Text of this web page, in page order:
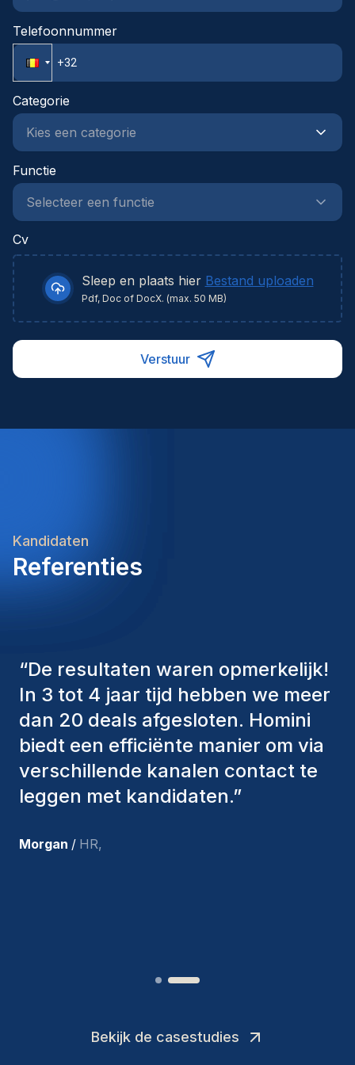
Telefoonnummer
Categorie
Functie
Cv
Sleep en plaats hier Bestand uploaden
Pdf, Doc of DocX. (max. 50 MB)
Verstuur
Kandidaten
Referenties
“De consultants van Homini
hebben altijd verschillende
factoren in overweging genomen
om ons de juiste kandidaten aan te
bieden. De mensen die we hebben
aangenomen, zijn nog steeds bij
tevreden met de recente
Bekijk de casestudies